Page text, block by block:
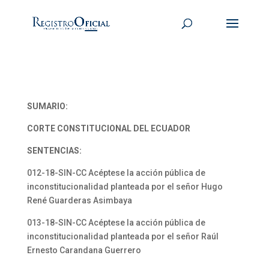
SUMARIO:
CORTE CONSTITUCIONAL DEL ECUADOR
SENTENCIAS:
012-18-SIN-CC Acéptese la acción pública de
inconstitucionalidad planteada por el señor Hugo
René Guarderas Asimbaya
013-18-SIN-CC Acéptese la acción pública de
inconstitucionalidad planteada por el señor Raúl
Ernesto Carandana Guerrero